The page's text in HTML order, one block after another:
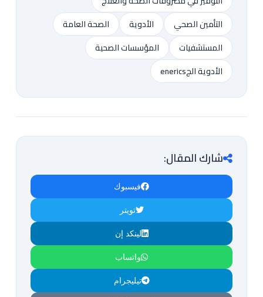
التأمين الصحي
الأدوية
الصحة العامة
المستشفيات
المؤسسات الصحية
الأدوية الجenerics
شارك المقال:
فيسبوك
تويتر
لينكد إن
واتساب
تيليجرام